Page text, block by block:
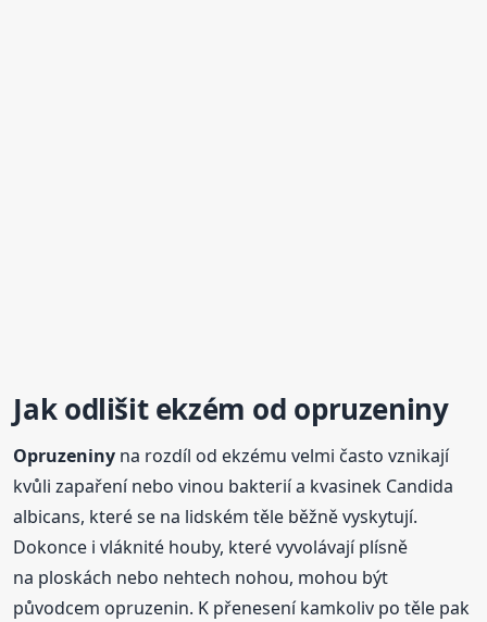
Jak odlišit ekzém od opruzeniny
Opruzeniny na rozdíl od ekzému velmi často vznikají
kvůli zapaření nebo vinou bakterií a kvasinek Candida
albicans, které se na lidském těle běžně vyskytují.
Dokonce i vláknité houby, které vyvolávají plísně
na ploskách nebo nehtech nohou, mohou být
původcem opruzenin. K přenesení kamkoliv po těle pak